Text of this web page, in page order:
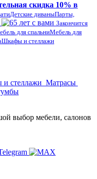
скидка 10% в
Детские диваныПарты,
Закончится
для спальниМебель для
Шкафы и стеллажи
стеллажи Матрасы
выбор мебели, салонов